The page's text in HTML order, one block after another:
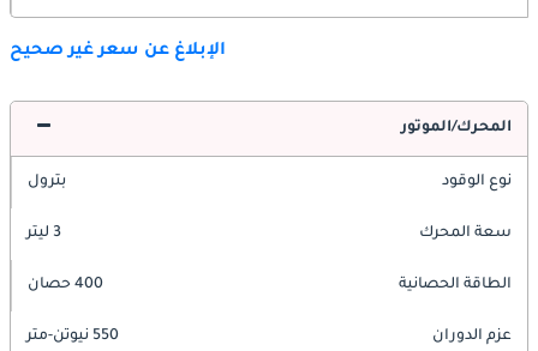
الإبلاغ عن سعر غير صحيح
المحرك/الموتور
نوع الوقود بترول
سعة المحرك 3 ليتر
الطاقة الحصانية 400 حصان
عزم الدوران 550 نيوتن-متر